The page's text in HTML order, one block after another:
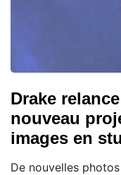
Drake
nouveau
images en
De nouvelles